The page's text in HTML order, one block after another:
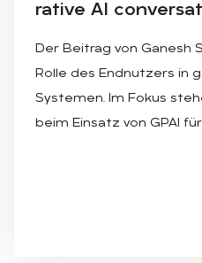
ra­ti­ve AI
Der Beitrag von Ganesh
Rolle des Endnutzers in
Systemen. Im Fokus
beim Einsatz von GPAI